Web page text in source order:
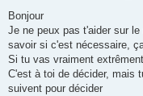
a
g
e
Bonjour
Je ne peux pas t'aider sur
savoir si c'est nécessaire,
Si tu vas vraiment
C'est à toi de décider, mais
suivent pour décider